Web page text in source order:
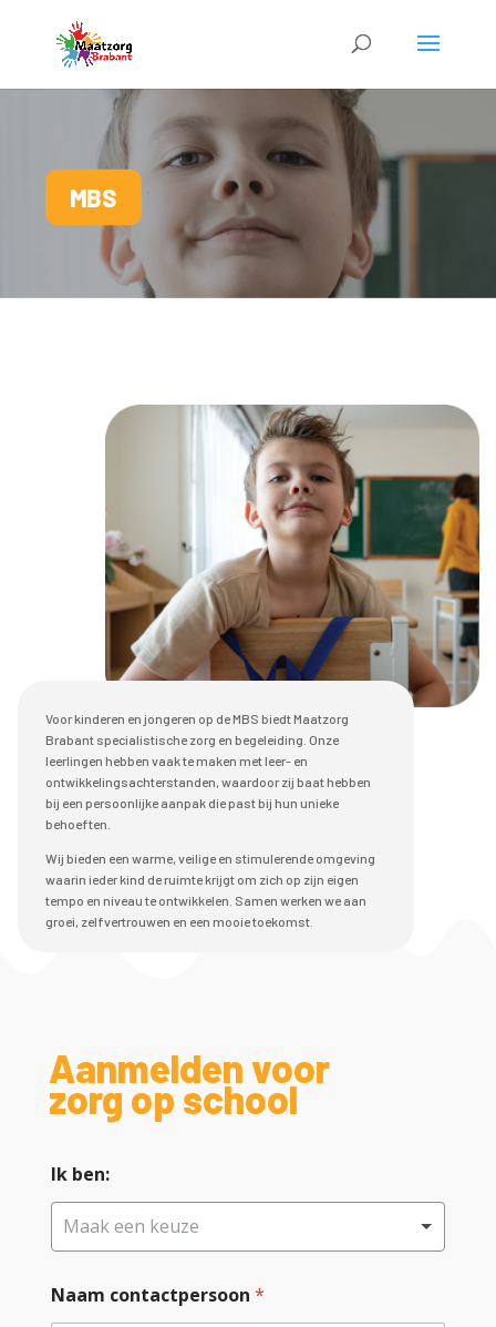
MBS
Voor kinderen en jongeren op de MBS biedt Maatzorg
Brabant specialistische zorg en begeleiding. Onze
leerlingen hebben vaak te maken met leer- en
ontwikkelingsachterstanden, waardoor zij baat hebben
bij een persoonlijke aanpak die past bij hun unieke
behoeften.
Wij bieden een warme, veilige en stimulerende omgeving
waarin ieder kind de ruimte krijgt om zich op zijn eigen
tempo en niveau te ontwikkelen. Samen werken we aan
groei, zelfvertrouwen en een mooie toekomst.
Aanmelden voor
zorg op school
Ik ben:
Maak een keuze
Naam contactpersoon *